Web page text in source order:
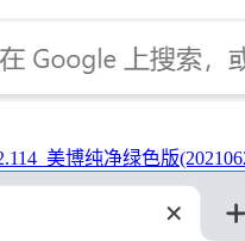
美博纯净绿色版